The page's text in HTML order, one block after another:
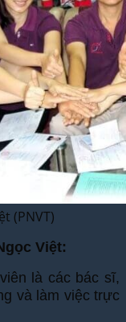
(PNVT)
Việt:
là các bác sĩ,
và làm việc trực